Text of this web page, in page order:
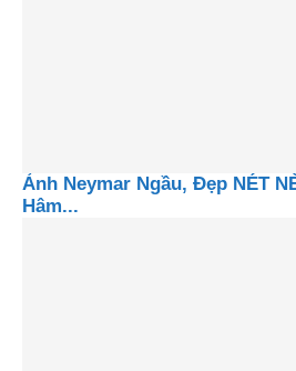
Ảnh Neymar Ngầu, Đẹp NÉT
Hâm...